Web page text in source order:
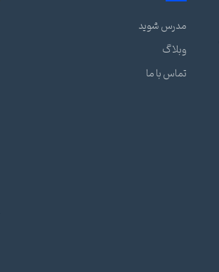
مدرس شوید
وبلاگ
تماس با ما